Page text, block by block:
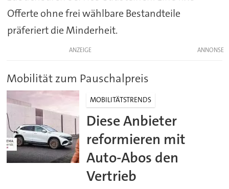
Offerte ohne frei wählbare Bestandteile
präferiert die Minderheit.
ANZEIGE
Mobilität zum Pauschalpreis
MOBILITÄTSTRENDS
Diese Anbieter
reformieren mit
Auto-Abos den
Vertrieb